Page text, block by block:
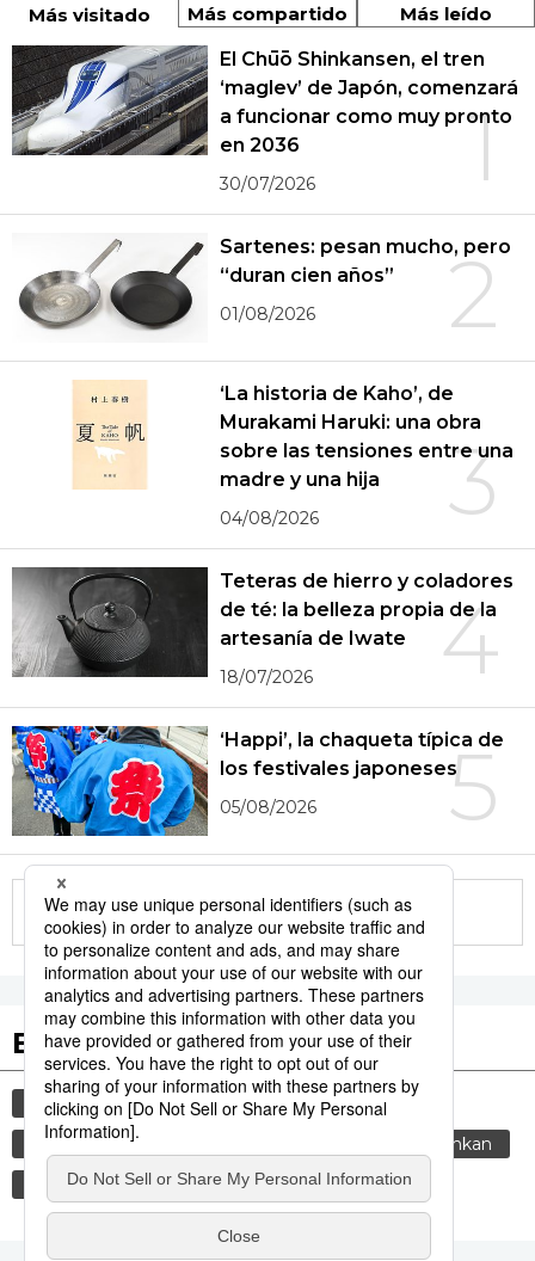
Más visitado Más compartido Más leído
1
El Chūō Shinkansen, el tren
‘maglev’ de Japón, comenzará
a funcionar como muy pronto
en 2036
30/07/2026
2
Sartenes: pesan mucho, pero
“duran cien años”
01/08/2026
3
‘La historia de Kaho’, de
Murakami Haruki: una obra
sobre las tensiones entre una
madre y una hija
04/08/2026
4
Teteras de hierro y coladores
de té: la belleza propia de la
artesanía de Iwate
18/07/2026
5
‘Happi’, la chaqueta típica de
los festivales japoneses
05/08/2026
More in this series
Etiquetas destacadas
cultura gastronomía vida
comida
cortesía
genkan
sociedad
gastronomía japonesa